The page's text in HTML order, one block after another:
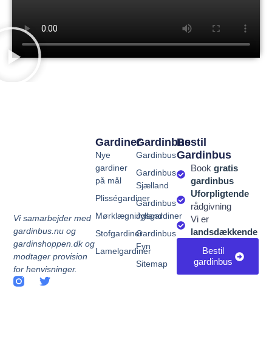
Vi samarbejder med
gardinbus.nu og
gardinshoppen.dk og
modtager provision
for henvisninger.
Gardinbus
Gardinbus
Gardinbus
Sjælland
Gardinbus
Jylland
Gardinbus
Fyn
Sitemap
Gardiner
Nye
gardiner
på mål
Plisségardiner
Mørklægningsgardiner
Stofgardiner
Lamelgardiner
Bestil
Gardinbus
Book gratis
gardinbus
Uforpligtende
rådgivning
Vi er
landsdækkende
Bestil
gardinbus